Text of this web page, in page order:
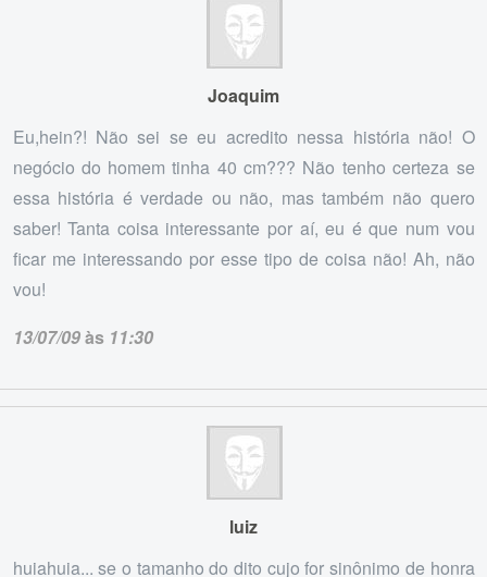
Joaquim
Eu,hein?! Não sei se eu acredito nessa história não! O
negócio do homem tinha 40 cm??? Não tenho certeza se
essa história é verdade ou não, mas também não quero
saber! Tanta coisa interessante por aí, eu é que num vou
ficar me interessando por esse tipo de coisa não! Ah, não
vou!
13/07/09às 11:30
luiz
huiahuia... se o tamanho do dito cujo for sinônimo de honra